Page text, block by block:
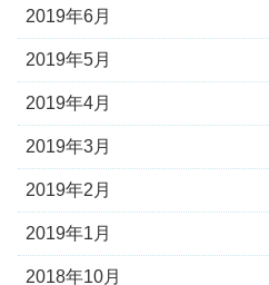
2019年6月
2019年5月
2019年4月
2019年3月
2019年2月
2019年1月
2018年10月